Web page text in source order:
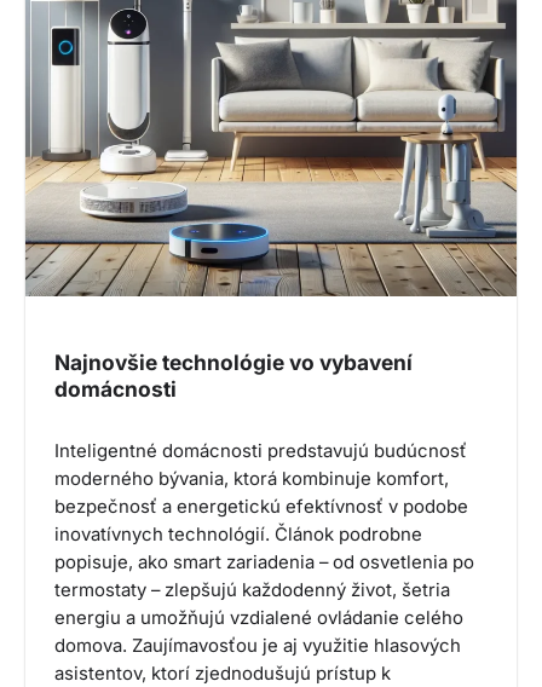
Najnovšie technológie vo vybavení
domácnosti
Inteligentné domácnosti predstavujú budúcnosť
moderného bývania, ktorá kombinuje komfort,
bezpečnosť a energetickú efektívnosť v podobe
inovatívnych technológií. Článok podrobne
popisuje, ako smart zariadenia – od osvetlenia po
termostaty – zlepšujú každodenný život, šetria
energiu a umožňujú vzdialené ovládanie celého
domova. Zaujímavosťou je aj využitie hlasových
asistentov, ktorí zjednodušujú prístup k